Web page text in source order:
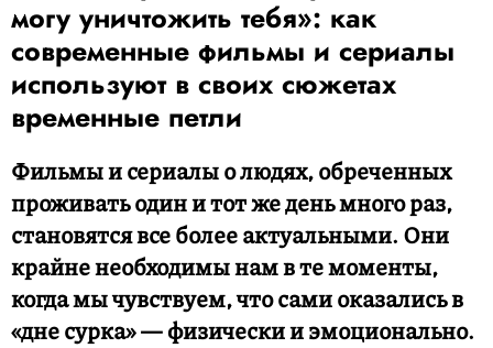
могу уничтожить тебя»: как
современные фильмы и сериалы
используют в своих сюжетах
временные петли
Фильмы и сериалы о людях, обреченных
проживать один и тот же день много раз,
становятся все более актуальными. Они
крайне необходимы нам в те моменты,
когда мы чувствуем, что сами оказались в
«дне сурка» — физически и эмоционально.